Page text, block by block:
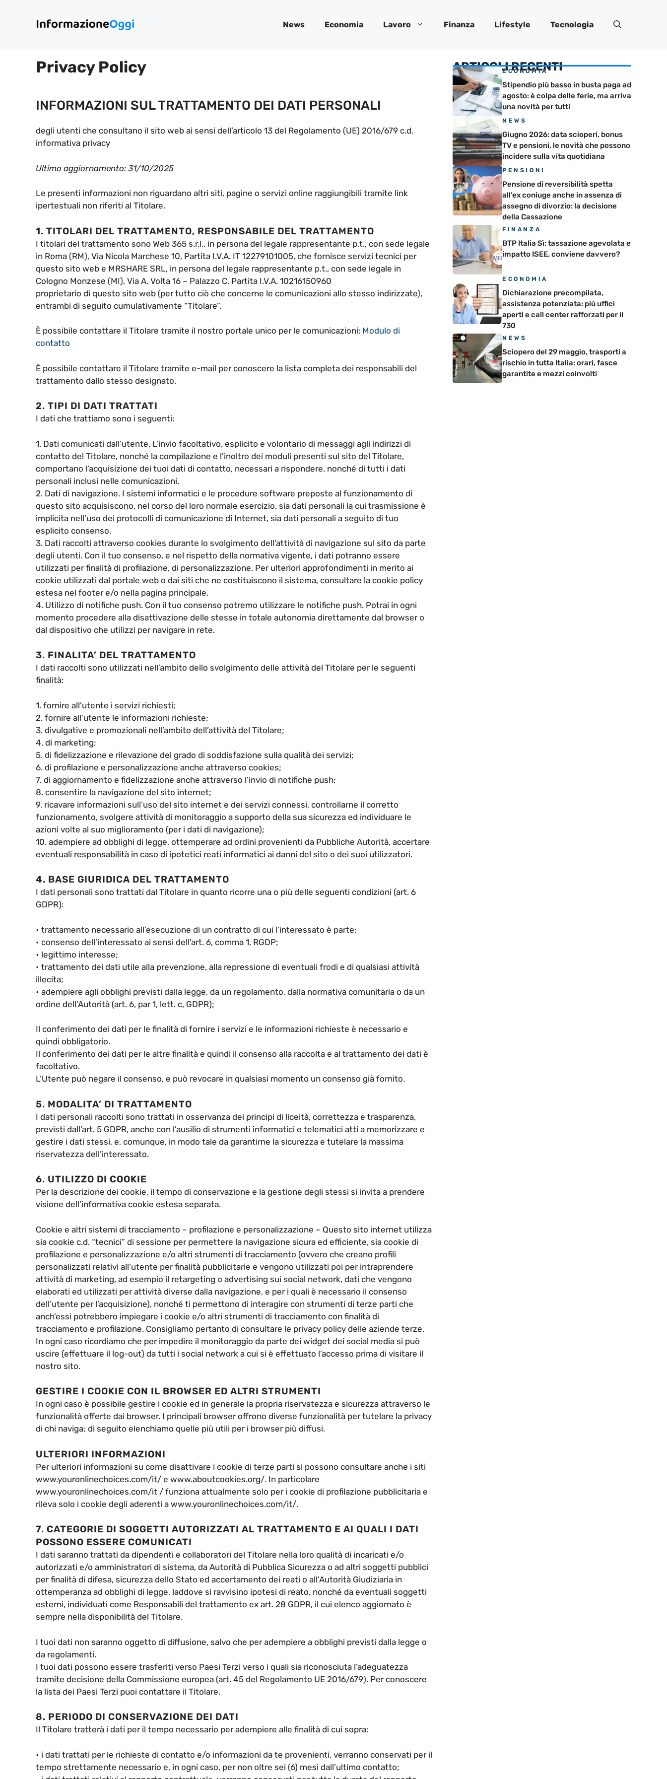
contenuto
News Economia Lavoro Finanza Lifestyle Tecnologia
Privacy Policy
INFORMAZIONI SUL TRATTAMENTO DEI DATI PERSONALI
degli utenti che consultano il sito web ai sensi dell’articolo 13 del Regolamento (UE) 2016/679 c.d.
informativa privacy
Ultimo aggiornamento: 31/10/2025
Le presenti informazioni non riguardano altri siti, pagine o servizi online raggiungibili tramite link
ipertestuali non riferiti al Titolare.
1. TITOLARI DEL TRATTAMENTO, RESPONSABILE DEL TRATTAMENTO
I titolari del trattamento sono Web 365 s.r.l., in persona del legale rappresentante p.t., con sede legale
in Roma (RM), Via Nicola Marchese 10, Partita I.V.A. IT 12279101005, che fornisce servizi tecnici per
questo sito web e MRSHARE SRL, in persona del legale rappresentante p.t., con sede legale in
Cologno Monzese (MI), Via A. Volta 16 – Palazzo C, Partita I.V.A. 10216150960
proprietario di questo sito web (per tutto ciò che concerne le comunicazioni allo stesso indirizzate),
entrambi di seguito cumulativamente “Titolare”.
È possibile contattare il Titolare tramite il nostro portale unico per le comunicazioni: Modulo di
contatto
È possibile contattare il Titolare tramite e-mail per conoscere la lista completa dei responsabili del
trattamento dallo stesso designato.
2. TIPI DI DATI TRATTATI
I dati che trattiamo sono i seguenti:
1. Dati comunicati dall’utente. L’invio facoltativo, esplicito e volontario di messaggi agli indirizzi di
contatto del Titolare, nonché la compilazione e l’inoltro dei moduli presenti sul sito del Titolare,
comportano l’acquisizione dei tuoi dati di contatto, necessari a rispondere, nonché di tutti i dati
personali inclusi nelle comunicazioni.
2. Dati di navigazione. I sistemi informatici e le procedure software preposte al funzionamento di
questo sito acquisiscono, nel corso del loro normale esercizio, sia dati personali la cui trasmissione è
implicita nell’uso dei protocolli di comunicazione di Internet, sia dati personali a seguito di tuo
esplicito consenso.
3. Dati raccolti attraverso cookies durante lo svolgimento dell’attività di navigazione sul sito da parte
degli utenti. Con il tuo consenso, e nel rispetto della normativa vigente, i dati potranno essere
utilizzati per finalità di profilazione, di personalizzazione. Per ulteriori approfondimenti in merito ai
cookie utilizzati dal portale web o dai siti che ne costituiscono il sistema, consultare la cookie policy
estesa nel footer e/o nella pagina principale.
4. Utilizzo di notifiche push. Con il tuo consenso potremo utilizzare le notifiche push. Potrai in ogni
momento procedere alla disattivazione delle stesse in totale autonomia direttamente dal browser o
dal dispositivo che utilizzi per navigare in rete.
3. FINALITA’ DEL TRATTAMENTO
I dati raccolti sono utilizzati nell’ambito dello svolgimento delle attività del Titolare per le seguenti
finalità:
1. fornire all’utente i servizi richiesti;
2. fornire all’utente le informazioni richieste;
3. divulgative e promozionali nell’ambito dell’attività del Titolare;
4. di marketing;
5. di fidelizzazione e rilevazione del grado di soddisfazione sulla qualità dei servizi;
6. di profilazione e personalizzazione anche attraverso cookies;
7. di aggiornamento e fidelizzazione anche attraverso l’invio di notifiche push;
8. consentire la navigazione del sito internet;
9. ricavare informazioni sull’uso del sito internet e dei servizi connessi, controllarne il corretto
funzionamento, svolgere attività di monitoraggio a supporto della sua sicurezza ed individuare le
azioni volte al suo miglioramento (per i dati di navigazione);
10. adempiere ad obblighi di legge, ottemperare ad ordini provenienti da Pubbliche Autorità, accertare
eventuali responsabilità in caso di ipotetici reati informatici ai danni del sito o dei suoi utilizzatori.
4. BASE GIURIDICA DEL TRATTAMENTO
I dati personali sono trattati dal Titolare in quanto ricorre una o più delle seguenti condizioni (art. 6
GDPR):
• trattamento necessario all’esecuzione di un contratto di cui l’interessato è parte;
• consenso dell’interessato ai sensi dell’art. 6, comma 1, RGDP;
• legittimo interesse;
• trattamento dei dati utile alla prevenzione, alla repressione di eventuali frodi e di qualsiasi attività
illecita;
• adempiere agli obblighi previsti dalla legge, da un regolamento, dalla normativa comunitaria o da un
ordine dell’Autorità (art. 6, par 1, lett. c, GDPR);
Il conferimento dei dati per le finalità di fornire i servizi e le informazioni richieste è necessario e
quindi obbligatorio.
Il conferimento dei dati per le altre finalità e quindi il consenso alla raccolta e al trattamento dei dati è
facoltativo.
L’Utente può negare il consenso, e può revocare in qualsiasi momento un consenso già fornito.
5. MODALITA’ DI TRATTAMENTO
I dati personali raccolti sono trattati in osservanza dei principi di liceità, correttezza e trasparenza,
previsti dall’art. 5 GDPR, anche con l’ausilio di strumenti informatici e telematici atti a memorizzare e
gestire i dati stessi, e, comunque, in modo tale da garantirne la sicurezza e tutelare la massima
riservatezza dell’interessato.
6. UTILIZZO DI COOKIE
Per la descrizione dei cookie, il tempo di conservazione e la gestione degli stessi si invita a prendere
visione dell’informativa cookie estesa separata.
Cookie e altri sistemi di tracciamento – profilazione e personalizzazione – Questo sito internet utilizza
sia cookie c.d. “tecnici” di sessione per permettere la navigazione sicura ed efficiente, sia cookie di
profilazione e personalizzazione e/o altri strumenti di tracciamento (ovvero che creano profili
personalizzati relativi all’utente per finalità pubblicitarie e vengono utilizzati poi per intraprendere
attività di marketing, ad esempio il retargeting o advertising sui social network, dati che vengono
elaborati ed utilizzati per attività diverse dalla navigazione, e per i quali è necessario il consenso
dell’utente per l’acquisizione), nonché ti permettono di interagire con strumenti di terze parti che
anch’essi potrebbero impiegare i cookie e/o altri strumenti di tracciamento con finalità di
tracciamento e profilazione. Consigliamo pertanto di consultare le privacy policy delle aziende terze.
In ogni caso ricordiamo che per impedire il monitoraggio da parte dei widget dei social media si può
uscire (effettuare il log-out) da tutti i social network a cui si è effettuato l’accesso prima di visitare il
nostro sito.
GESTIRE I COOKIE CON IL BROWSER ED ALTRI STRUMENTI
In ogni caso è possibile gestire i cookie ed in generale la propria riservatezza e sicurezza attraverso le
funzionalità offerte dai browser. I principali browser offrono diverse funzionalità per tutelare la privacy
di chi naviga; di seguito elenchiamo quelle più utili per i browser più diffusi.
ULTERIORI INFORMAZIONI
Per ulteriori informazioni su come disattivare i cookie di terze parti si possono consultare anche i siti
www.youronlinechoices.com/it/ e www.aboutcookies.org/. In particolare
www.youronlinechoices.com/it / funziona attualmente solo per i cookie di profilazione pubblicitaria e
rileva solo i cookie degli aderenti a www.youronlinechoices.com/it/.
7. CATEGORIE DI SOGGETTI AUTORIZZATI AL TRATTAMENTO E AI QUALI I DATI
POSSONO ESSERE COMUNICATI
I dati saranno trattati da dipendenti e collaboratori del Titolare nella loro qualità di incaricati e/o
autorizzati e/o amministratori di sistema, da Autorità di Pubblica Sicurezza o ad altri soggetti pubblici
per finalità di difesa, sicurezza dello Stato ed accertamento dei reati o all’Autorità Giudiziaria in
ottemperanza ad obblighi di legge, laddove si ravvisino ipotesi di reato, nonché da eventuali soggetti
esterni, individuati come Responsabili del trattamento ex art. 28 GDPR, il cui elenco aggiornato è
sempre nella disponibilità del Titolare.
I tuoi dati non saranno oggetto di diffusione, salvo che per adempiere a obblighi previsti dalla legge o
da regolamenti.
I tuoi dati possono essere trasferiti verso Paesi Terzi verso i quali sia riconosciuta l’adeguatezza
tramite decisione della Commissione europea (art. 45 del Regolamento UE 2016/679). Per conoscere
la lista dei Paesi Terzi puoi contattare il Titolare.
8. PERIODO DI CONSERVAZIONE DEI DATI
Il Titolare tratterà i dati per il tempo necessario per adempiere alle finalità di cui sopra:
• i dati trattati per le richieste di contatto e/o informazioni da te provenienti, verranno conservati per il
tempo strettamente necessario e, in ogni caso, per non oltre sei (6) mesi dall’ultimo contatto;
ARTICOLI RECENTI
ECONOMIA
Stipendio più basso in busta paga ad
agosto: è colpa delle ferie, ma arriva
una novità per tutti
NEWS
Giugno 2026: data scioperi, bonus
TV e pensioni, le novità che possono
incidere sulla vita quotidiana
PENSIONI
Pensione di reversibilità spetta
all’ex coniuge anche in assenza di
assegno di divorzio: la decisione
della Cassazione
FINANZA
BTP Italia Sì: tassazione agevolata e
impatto ISEE, conviene davvero?
ECONOMIA
Dichiarazione precompilata,
assistenza potenziata: più uffici
aperti e call center rafforzati per il
730
NEWS
Sciopero del 29 maggio, trasporti a
rischio in tutta Italia: orari, fasce
garantite e mezzi coinvolti